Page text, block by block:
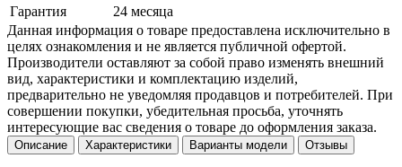
Гарантия
24 месяца
Данная информация о товаре предоставлена исключительно в
целях ознакомления и не является публичной офертой.
Производители оставляют за собой право изменять внешний
вид, характеристики и комплектацию изделий,
предварительно не уведомляя продавцов и потребителей. При
совершении покупки, убедительная просьба, уточнять
интересующие вас сведения о товаре до оформления заказа.
Описание Характеристики Варианты модели Отзывы